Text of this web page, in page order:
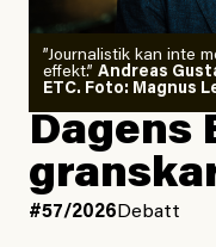
”Journalistik kan inte
effekt.” Andreas
ETC. Foto: Magnus
Dagens
#57/2026 Debatt